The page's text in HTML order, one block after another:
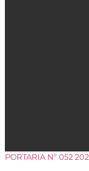
PORTARIA Nº 052